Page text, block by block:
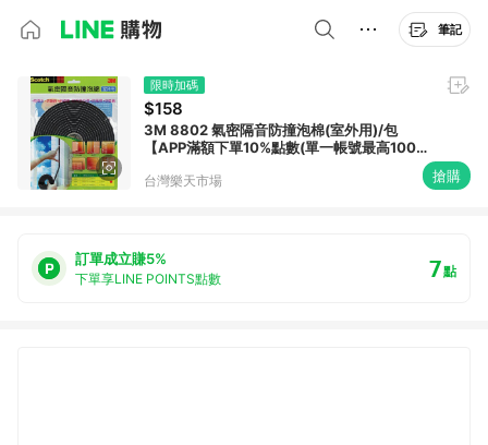
筆記
限時加碼
$158
3M 8802 氣密隔音防撞泡棉(室外用)/包
【APP滿額下單10%點數(單一帳號最高1000
台灣樂天市場 搶購
訂單成立賺5%
下單享LINE POINTS點數 7點